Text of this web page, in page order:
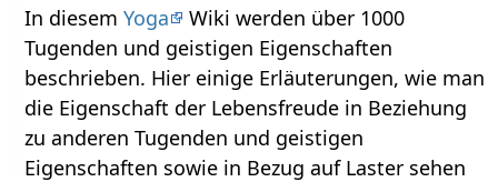
In diesemYoga
Wiki werden über 1000
Tugenden und geistigen Eigenschaften
beschrieben. Hier einige Erläuterungen, wie man
die Eigenschaft der Lebensfreude in Beziehung
zu anderen Tugenden und geistigen
Eigenschaften sowie in Bezug auf Laster sehen